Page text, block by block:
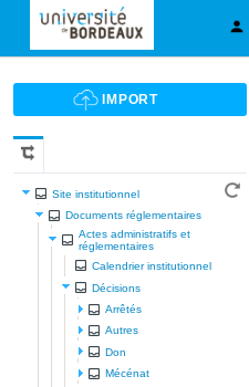
Site institutionnel
Documents réglementaires
Actes administratifs et
réglementaires
Calendrier institutionnel
Décisions
Arrêtés
Autres
Don
Mécénat